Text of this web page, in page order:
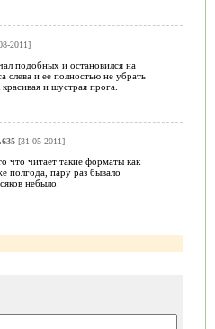
2011]
подобных и остановился на
слева и ее полностью не убрать
и шустрая прога.
[31-05-2011]
что читает такие форматы как
полгода, пару раз бывало
небыло.